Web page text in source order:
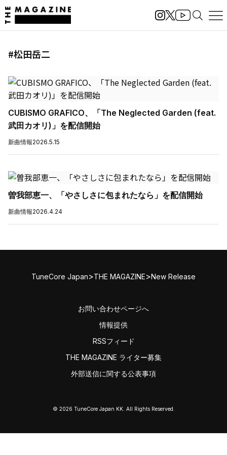
#松田岳二
CUBISMO GRAFICO、「The Neglected Garden (feat.
武田カオリ)」を配信開始
新曲情報2026.5.15
曽我部恵一、「やさしさに包まれたなら」を配信開始
新曲情報2026.4.24
TuneCore Japan>THE MAGAZINE>New Release
お問い合わせページへ
情報提供
RSSフィード
THE MAGAZINE ライター募集
外部送信に関する公表事項
© 2026 TuneCore Japan KK. All Rights Reserved.